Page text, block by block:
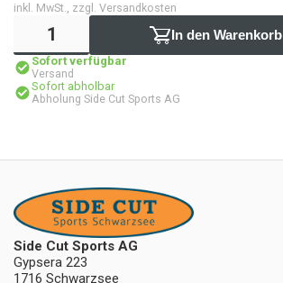
inkl. MwSt., zzgl. Versandkosten
In den Warenkorb
Sofort verfügbar
Versand
Sofort abholbar
Abholung Side Cut Sports AG
Side Cut Sports AG
Gypsera 223
1716 Schwarzsee